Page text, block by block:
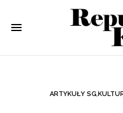
ARTYKUŁY SG,